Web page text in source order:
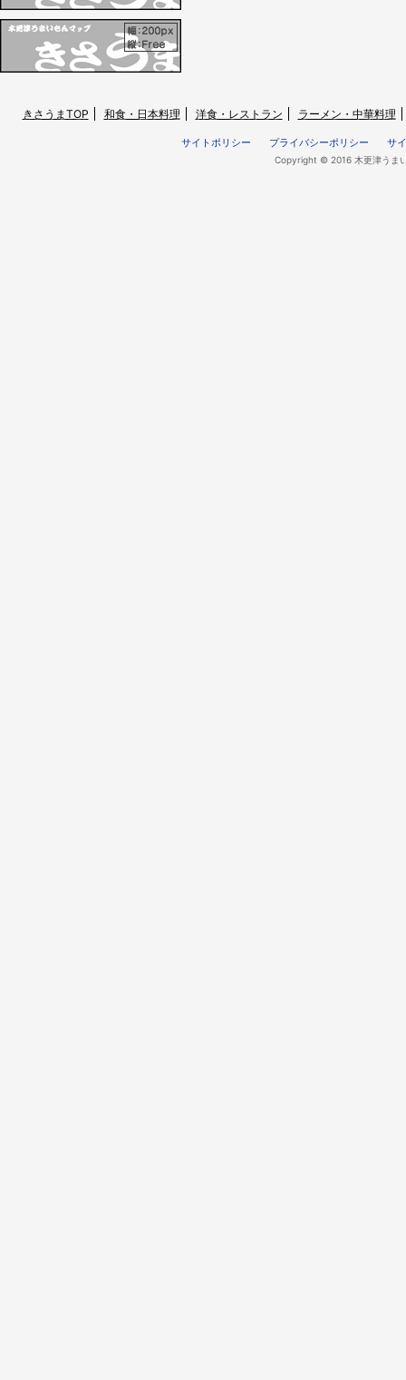
きさうまTOP 和食・日本料理 洋食・レストラン ラーメン・中華料理
サイトポリシー プライバシーポリシー サ
Copyright © 2016 木更津うま